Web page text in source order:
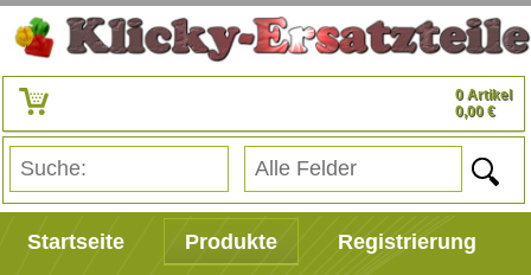
0 Artikel
0,00 €
Startseite Produkte
Registrierung